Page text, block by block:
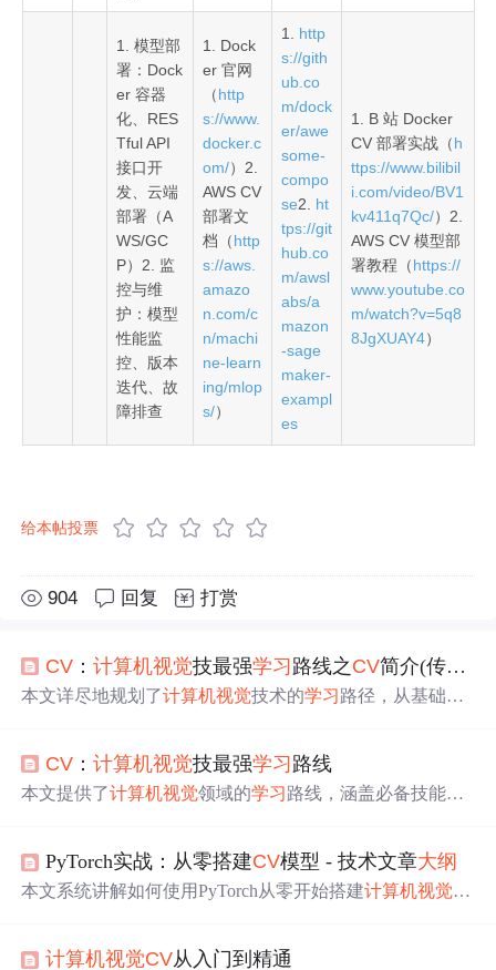
1. 模型部
署：Dock
er 容器
化、RES
Tful API
接口开
发、云端
部署（A
WS/GC
P）2. 监
控与维
护：模型
性能监
控、版本
迭代、故
障排查
1. Dock
er 官网
（http
s://www.
docker.c
om/）2.
AWS CV
部署文
档（http
s://aws.
amazo
n.com/c
n/machi
ne-learn
ing/mlop
s/）
1. http
s://gith
ub.co
m/dock
er/awe
some-
compo
se2. ht
tps://git
hub.co
m/awsl
abs/a
mazon
-sage
maker-
exampl
es
1. B 站 Docker
CV 部署实战（h
ttps://www.bilibil
i.com/video/BV1
kv411q7Qc/）2.
AWS CV 模型部
署教程（https://
www.youtube.co
m/watch?v=5q8
8JgXUAY4）
给本帖投票
904 回复 打赏
CV ：计算机视觉技最强学习路线之 CV简介(传统视觉技术/相关概念)、早期/中期/近期应用领域(偏具体应用)、经典CNN架构(偏具体算法)概述、常用工具/库/框架/产品、环境安装、常用数据集、编程技巧
本文详尽地规划了计算机视觉技术的学习路径，从基础理
巧，特别强调深度学习环境搭建与Yolo模型应用。
CV ：计算机视觉技最强学习路线
本文提供了计算机视觉领域的学习路线，涵盖必备技能、
需的基础知识和技术。
PyTorch实战：从零搭建CV模型 - 技术文章大纲
本文系统讲解如何使用PyTorch从零开始搭建计算机视觉模
分类、目标检测等实战案例，最后介绍模型部署与性能调
计算机视觉CV从入门到精通